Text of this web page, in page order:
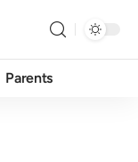
Parents